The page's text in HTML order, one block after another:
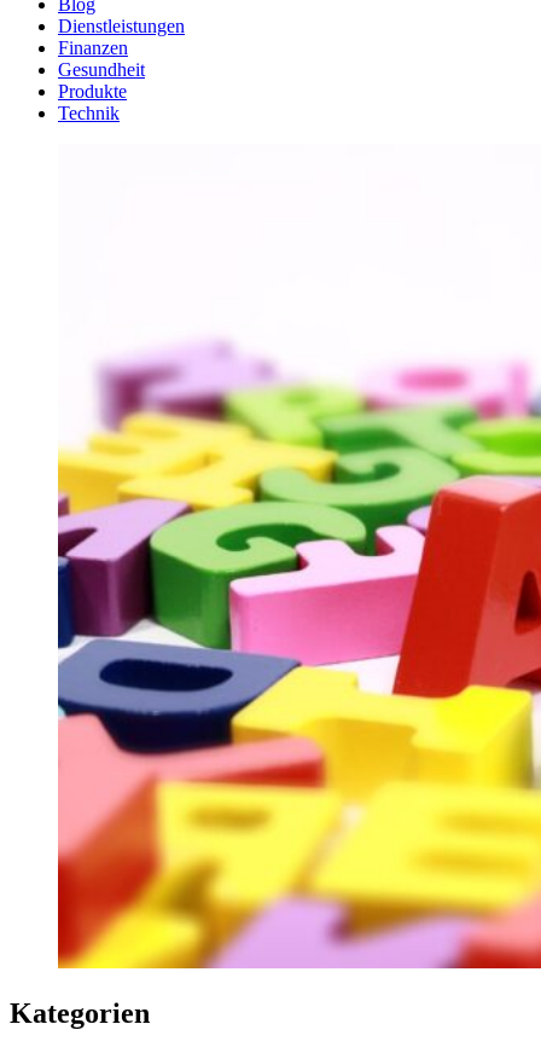
Blog
Dienstleistungen
Finanzen
Gesundheit
Produkte
Technik
Kategorien